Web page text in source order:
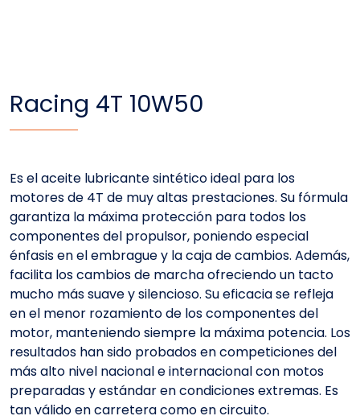
Racing 4T 10W50
Es el aceite lubricante sintético ideal para los
motores de 4T de muy altas prestaciones. Su fórmula
garantiza la máxima protección para todos los
componentes del propulsor, poniendo especial
énfasis en el embrague y la caja de cambios. Además,
facilita los cambios de marcha ofreciendo un tacto
mucho más suave y silencioso. Su eficacia se refleja
en el menor rozamiento de los componentes del
motor, manteniendo siempre la máxima potencia. Los
resultados han sido probados en competiciones del
más alto nivel nacional e internacional con motos
preparadas y estándar en condiciones extremas. Es
tan válido en carretera como en circuito.